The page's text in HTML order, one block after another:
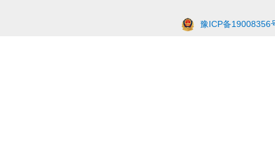
豫ICP备19008356